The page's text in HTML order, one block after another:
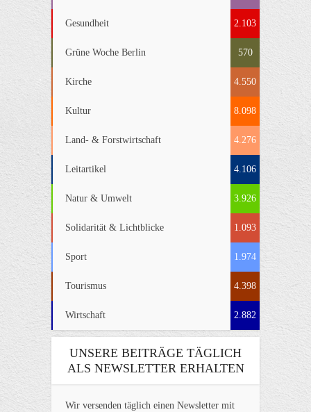
Gesundheit 2.103
Grüne Woche Berlin 570
Kirche 4.550
Kultur 8.098
Land- & Forstwirtschaft 4.276
Leitartikel 4.106
Natur & Umwelt 3.926
Solidarität & Lichtblicke 1.093
Sport 1.974
Tourismus 4.398
Wirtschaft 2.882
UNSERE BEITRÄGE TÄGLICH
ALS NEWSLETTER ERHALTEN
Wir versenden täglich einen Newsletter mit